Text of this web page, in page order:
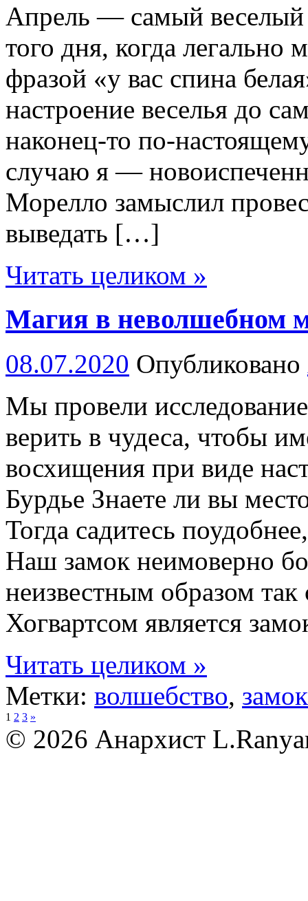
Апрель — самый веселый
того дня, когда
фразой «у вас спина
настроение веселья до
наконец-то по-
случаю я —
Морелло замыслил
выведать […]
Читать целиком »
Магия в неволшебном
08.07.2020 Опубликовано
Мы провели
верить в чудеса, чтобы
восхищения при виде
Бурдье Знаете ли вы
Тогда садитесь
Наш замок неимоверно
неизвестным образом
Хогвартсом является
Читать целиком »
Метки: волшебство,
1 2 3 »
© 2026 Анархист